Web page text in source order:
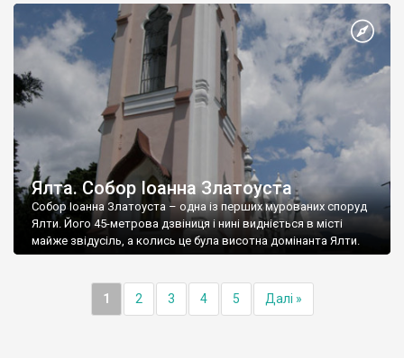
Ялта. Собор Іоанна Златоуста
Собор Іоанна Златоуста – одна із перших мурованих споруд
Ялти. Його 45-метрова дзвіниця і нині видніється в місті
майже звідусіль, а колись це була висотна домінанта Ялти.
1 2 3 4 5 Далі »